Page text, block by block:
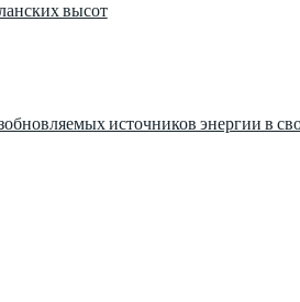
высот
источников энергии в